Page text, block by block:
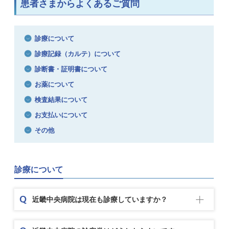
患者さまからよくあるご質問
診療について
診療記録（カルテ）について
診断書・証明書について
お薬について
検査結果について
お支払いについて
その他
診療について
近畿中央病院は現在も診療していますか？